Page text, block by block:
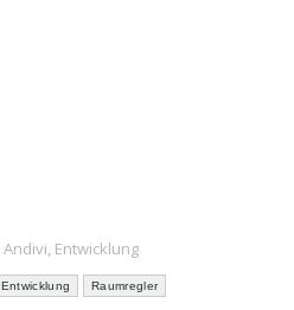
Andivi, Entwicklung
Entwicklung Raumregler